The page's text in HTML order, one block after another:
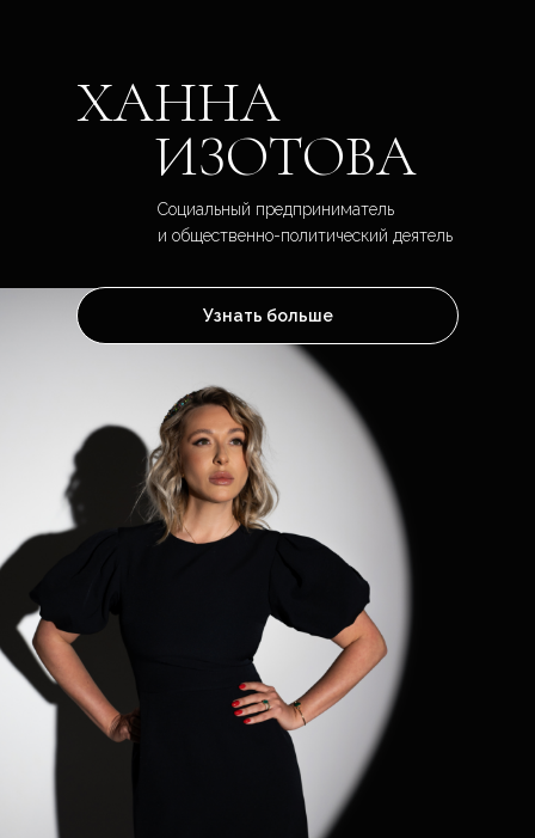
ХАННА
ИЗОТОВА
Социальный предприниматель
и общественно-политический деятель
Узнать больше